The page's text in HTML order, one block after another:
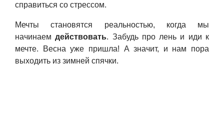
справиться со стрессом.
Мечты становятся реальностью, когда мы
начинаемдействовать. Забудь про лень и иди к
мечте. Весна уже пришла! А значит, и нам пора
выходить из зимней спячки.